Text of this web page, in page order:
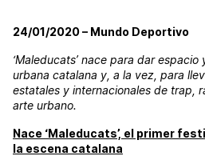
24/01/2020 – Mundo Deportivo
‘Maleducats’ nace para dar
urbana catalana y, a la vez, para
estatales y internacionales de trap,
arte urbano.
Nace ‘Maleducats’, el primer
la escena catalana